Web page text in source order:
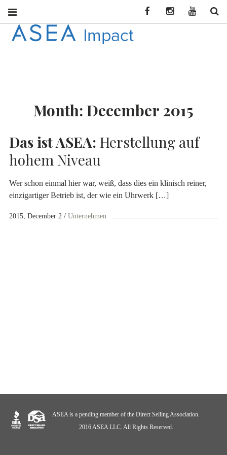
DEU
Month: December 2015
Das ist ASEA: Herstellung auf
hohem Niveau
Wer schon einmal hier war, weiß, dass dies ein klinisch reiner,
einzigartiger Betrieb ist, der wie ein Uhrwerk […]
2015, December 2 Unternehmen
ASEA is a pending member of the Direct Selling Association.
2016 ASEA LLC. All Rights Reserved.
Facebook Instagram YouTube